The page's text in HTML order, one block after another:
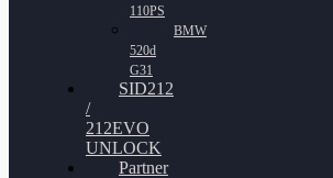
110PS
BMW
520d
G31
SID212
/
212EVO
UNLOCK
Partner